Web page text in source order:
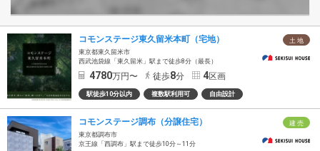
土 地
コモンステージ東久留米本町（宅地）
東京都東久留米市
西武池袋線「東久留米」駅まで徒歩8分（最長）
4780万円〜 徒歩8分 4区画
駅徒歩10分以内 複数駅利用可 自由設計
建 売
コモンステージ調布（分譲住宅）
東京都調布市
京王線「西調布」駅まで徒歩10分～11分